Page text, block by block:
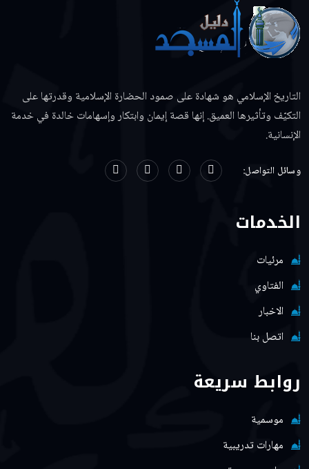
التاريخ الإسلامي هو شهادة على صمود الحضارة الإسلامية وقدرتها على
التكيّف وتأثيرها العميق. إنها قصة إيمان وابتكار وإسهامات خالدة في خدمة
الإنسانية.
وسائل التواصل:
الخدمات
مرئيات
الفتاوي
الاخبار
اتصل بنا
روابط سريعة
موسمية
مهارات تدريبية